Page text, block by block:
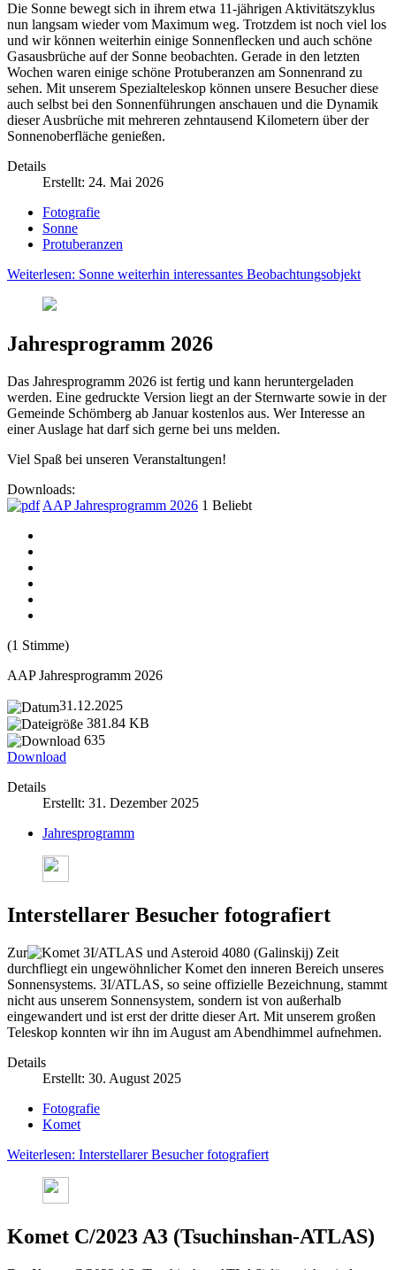
Die Sonne bewegt sich in ihrem etwa 11-jährigen Aktivitätszyklus
nun langsam wieder vom Maximum weg. Trotzdem ist noch viel los
und wir können weiterhin einige Sonnenflecken und auch schöne
Gasausbrüche auf der Sonne beobachten. Gerade in den letzten
Wochen waren einige schöne Protuberanzen am Sonnenrand zu
sehen. Mit unserem Spezialteleskop können unsere Besucher diese
auch selbst bei den Sonnenführungen anschauen und die Dynamik
dieser Ausbrüche mit mehreren zehntausend Kilometern über der
Sonnenoberfläche genießen.
Details
Erstellt: 24. Mai 2026
Fotografie
Sonne
Protuberanzen
Weiterlesen: Sonne weiterhin interessantes Beobachtungsobjekt
Jahresprogramm 2026
Das Jahresprogramm 2026 ist fertig und kann heruntergeladen
werden. Eine gedruckte Version liegt an der Sternwarte sowie in der
Gemeinde Schömberg ab Januar kostenlos aus. Wer Interesse an
einer Auslage hat darf sich gerne bei uns melden.
Viel Spaß bei unseren Veranstaltungen!
Downloads:
AAP Jahresprogramm 2026 1 Beliebt
(1 Stimme)
AAP Jahresprogramm 2026
31.12.2025
381.84 KB
635
Download
Details
Erstellt: 31. Dezember 2025
Jahresprogramm
Interstellarer Besucher fotografiert
Zur
Zeit
durchfliegt ein ungewöhnlicher Komet den inneren Bereich unseres
Sonnensystems. 3I/ATLAS, so seine offizielle Bezeichnung, stammt
nicht aus unserem Sonnensystem, sondern ist von außerhalb
eingewandert und ist erst der dritte dieser Art. Mit unserem großen
Teleskop konnten wir ihn im August am Abendhimmel aufnehmen.
Details
Erstellt: 30. August 2025
Fotografie
Komet
Weiterlesen: Interstellarer Besucher fotografiert
Komet C/2023 A3 (Tsuchinshan-ATLAS)